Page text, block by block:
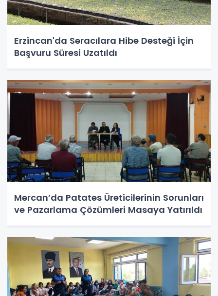
Erzincan'da Seracılara Hibe Desteği İçin
Başvuru Süresi Uzatıldı
Mercan’da Patates Üreticilerinin Sorunları
ve Pazarlama Çözümleri Masaya Yatırıldı